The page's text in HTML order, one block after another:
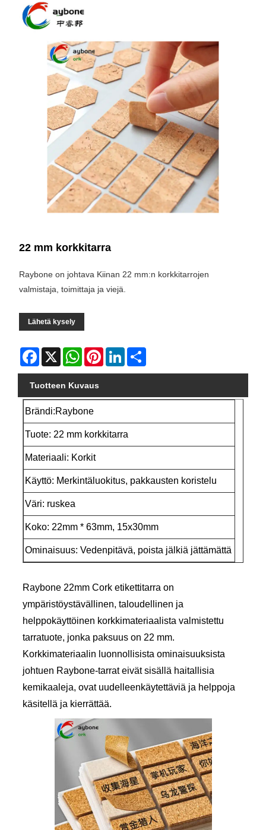
22 mm korkkitarra
Raybone on johtava Kiinan 22 mm:n korkkitarrojen
valmistaja, toimittaja ja viejä.
Lähetä kysely
Facebook
X WhatsAppPinterestLinkedIn
Tuotteen Kuvaus
Brändi:Raybone
Tuote: 22 mm korkkitarra
Materiaali: Korkit
Käyttö: Merkintäluokitus, pakkausten koristelu
Väri: ruskea
Koko: 22mm * 63mm, 15x30mm
Ominaisuus: Vedenpitävä, poista jälkiä jättämättä
Raybone 22mm Cork etikettitarra on
ympäristöystävällinen, taloudellinen ja
helppokäyttöinen korkkimateriaalista valmistettu
tarratuote, jonka paksuus on 22 mm.
Korkkimateriaalin luonnollisista ominaisuuksista
johtuen Raybone-tarrat eivät sisällä haitallisia
kemikaaleja, ovat uudelleenkäytettäviä ja helppoja
käsitellä ja kierrättää.